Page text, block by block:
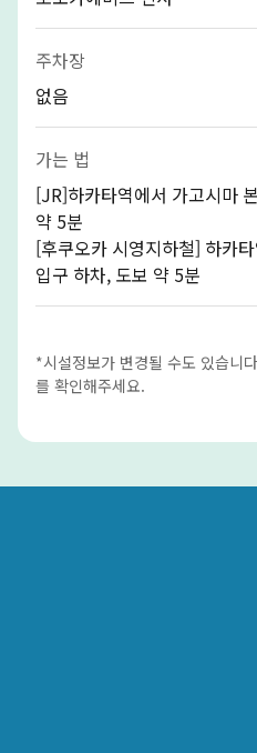
주차장
없음
가는 법
[JR]하카타역에서 가고시마
약 5분
[후쿠오카 시영지하철] 하카
입구 하차, 도보 약 5분
*시설정보가 변경될 수도 있습니
를 확인해주세요.